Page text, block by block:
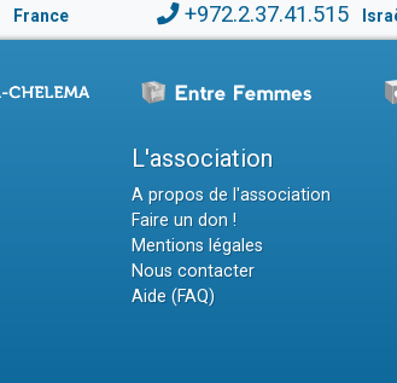
France +972.2.37.41.515
L'association
A propos de l'association
Faire un don !
Mentions légales
Nous contacter
Aide (FAQ)